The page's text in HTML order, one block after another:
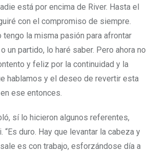
está por encima de River. Hasta el
con el compromiso de siempre.
tengo la misma pasión para afrontar
un partido, lo haré saber. Pero ahora no
y feliz por la continuidad y la
hablamos y el deseo de revertir esta
ese entonces.
sí lo hicieron algunos referentes,
“Es duro. Hay que levantar la cabeza y
es con trabajo, esforzándose día a